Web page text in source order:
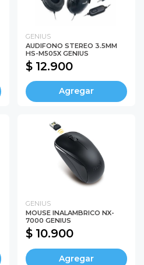
GENIUS
AUDIFONO STEREO 3.5MM
HS-M505X GENIUS
$ 12.900
Agregar
GENIUS
MOUSE INALAMBRICO NX-
7000 GENIUS
$ 10.900
Agregar